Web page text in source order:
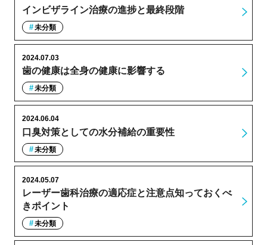
インビザライン治療の進捗と最終段階
未分類
歯の健康は全身の健康に影響する
2024.07.03
未分類
口臭対策としての水分補給の重要性
2024.06.04
未分類
レーザー歯科治療の適応症と注意点知っておくべ
きポイント
2024.05.07
未分類